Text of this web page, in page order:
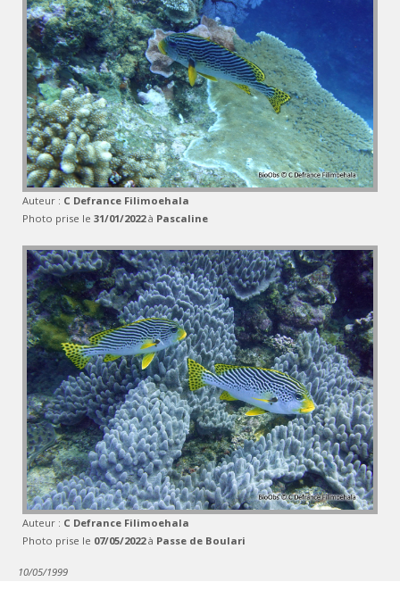
Auteur : C Defrance Filimoehala
Photo prise le 31/01/2022à Pascaline
Auteur : C Defrance Filimoehala
Photo prise le 07/05/2022à Passe de Boulari
10/05/1999